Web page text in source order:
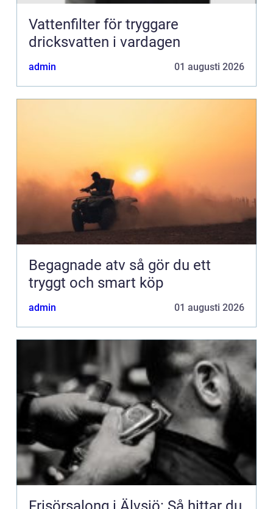
Vattenfilter för tryggare
dricksvatten i vardagen
admin 01 augusti 2026
Begagnade atv så gör du ett
tryggt och smart köp
admin 01 augusti 2026